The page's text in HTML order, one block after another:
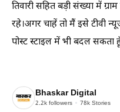
तिवारी सहित बड़ी संख्या में
रहे।अगर चाहें तो मैं इसे टीवी
पोस्ट स्टाइल में भी बदल सकता
Bhaskar Digital
2.2k followers 78k Stories